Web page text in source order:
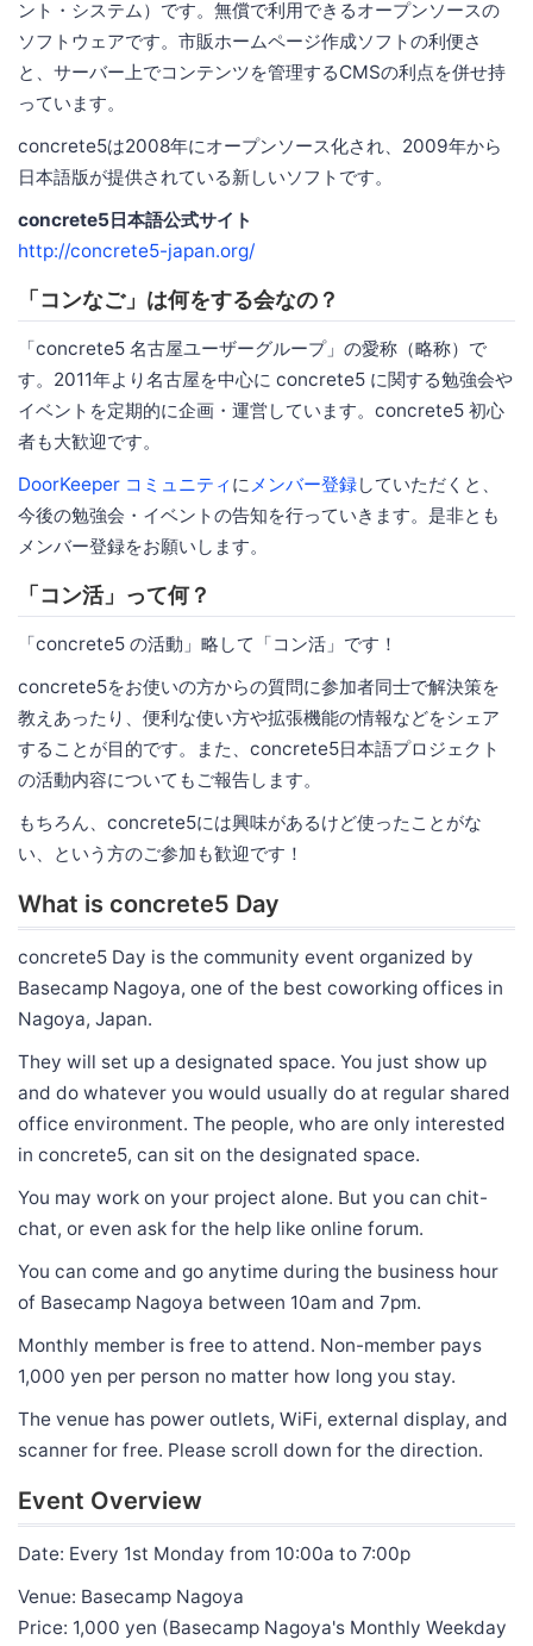
ント・システム）です。無償で利用できるオープンソースの
ソフトウェアです。市販ホームページ作成ソフトの利便さ
と、サーバー上でコンテンツを管理するCMSの利点を併せ持
っています。
concrete5は2008年にオープンソース化され、2009年から
日本語版が提供されている新しいソフトです。
concrete5日本語公式サイト
http://concrete5-japan.org/
「コンなご」は何をする会なの？
「concrete5 名古屋ユーザーグループ」の愛称（略称）で
す。2011年より名古屋を中心に concrete5 に関する勉強会や
イベントを定期的に企画・運営しています。concrete5 初心
者も大歓迎です。
DoorKeeper コミュニティ にメンバー登録していただくと、
今後の勉強会・イベントの告知を行っていきます。是非とも
メンバー登録をお願いします。
「コン活」って何？
「concrete5 の活動」略して「コン活」です！
concrete5をお使いの方からの質問に参加者同士で解決策を
教えあったり、便利な使い方や拡張機能の情報などをシェア
することが目的です。また、concrete5日本語プロジェクト
の活動内容についてもご報告します。
もちろん、concrete5には興味があるけど使ったことがな
い、という方のご参加も歓迎です！
What is concrete5 Day
concrete5 Day is the community event organized by
Basecamp Nagoya, one of the best coworking offices in
Nagoya, Japan.
They will set up a designated space. You just show up
and do whatever you would usually do at regular shared
office environment. The people, who are only interested
in concrete5, can sit on the designated space.
You may work on your project alone. But you can chit-
chat, or even ask for the help like online forum.
You can come and go anytime during the business hour
of Basecamp Nagoya between 10am and 7pm.
Monthly member is free to attend. Non-member pays
1,000 yen per person no matter how long you stay.
The venue has power outlets, WiFi, external display, and
scanner for free. Please scroll down for the direction.
Event Overview
Date: Every 1st Monday from 10:00a to 7:00p
Venue: Basecamp Nagoya
Price: 1,000 yen (Basecamp Nagoya's Monthly Weekday